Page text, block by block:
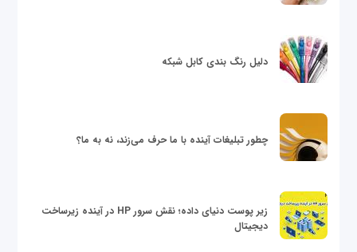
دلیل رنگ بندی کابل شبکه
چطور تبلیغات آینده با ما حرف می‌زند، نه به ما؟
زیر پوست دنیای داده؛ نقش سرور HP در آینده زیرساخت
دیجیتال